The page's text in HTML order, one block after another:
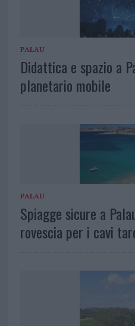
PALAU
Didattica e spazio a
planetario mobile
PALAU
Spiagge sicure a
rovescia per i cavi